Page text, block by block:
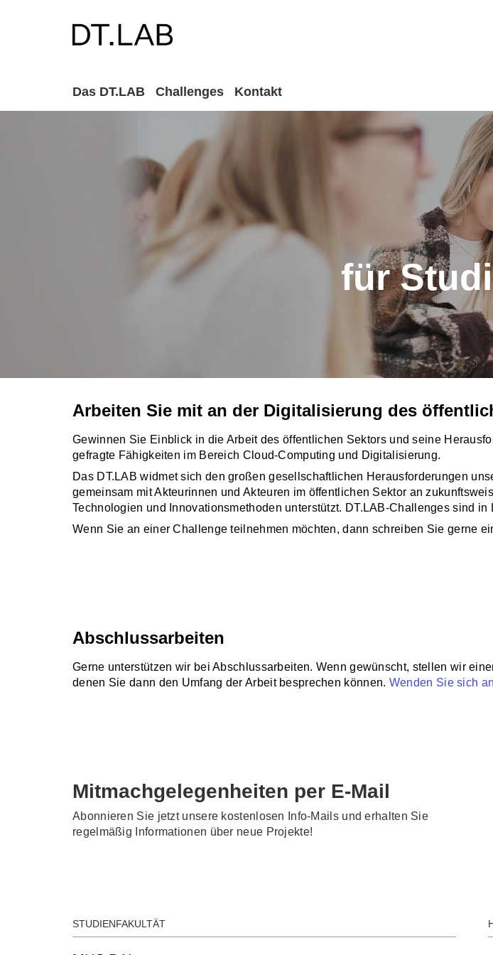
Das DT.LAB Challenges Kontakt
für
Arbeiten Sie mit an der Digitalisierung des
Gewinnen Sie Einblick in die Arbeit des öffentlichen Sektors und seine
gefragte Fähigkeiten im Bereich Cloud-Computing und Digitalisierung.
Das DT.LAB widmet sich den großen gesellschaftlichen Herausforderungen
gemeinsam mit Akteurinnen und Akteuren im öffentlichen Sektor an
Technologien und Innovationsmethoden unterstützt. DT.LAB-Challenges sind
Wenn Sie an einer Challenge teilnehmen möchten, dann schreiben Sie gerne
Abschlussarbeiten
Gerne unterstützen wir bei Abschlussarbeiten. Wenn gewünscht, stellen wir
denen Sie dann den Umfang der Arbeit besprechen können. Wenden Sie sich
Mitmachgelegenheiten per E-Mail
Abonnieren Sie jetzt unsere kostenlosen Info-Mails und erhalten Sie
regelmäßig Informationen über neue Projekte!
STUDIENFAKULTÄT